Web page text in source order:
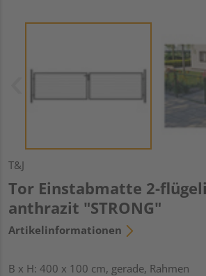
T&J
Tor Einstabmatte 2-
anthrazit "STRONG"
Artikelinformationen
B x H: 400 x 100 cm, gerade, Rahmen